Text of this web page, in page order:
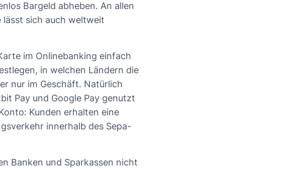
Bargeld abheben. An allen
lässt sich auch weltweit
im Onlinebanking einfach
in welchen Ländern die
nur im Geschäft. Natürlich
Pay und Google Pay genutzt
Kunden erhalten eine
innerhalb des Sepa-
Banken und Sparkassen nicht